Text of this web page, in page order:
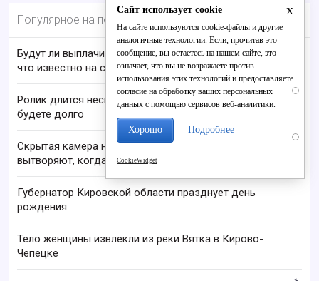
Популярное на портале
Будут ли выплачивать 13-ю пенсию в 2026 году:
что известно на сегодня
i
Ролик длится несколько секунд, а смеяться вы
будете долго
i
Скрытая камера на пляже Крыма: Что люди
вытворяют, когда их не видят...
Губернатор Кировской области празднует день
рождения
Тело женщины извлекли из реки Вятка в Кирово-
Чепецке
x
Сайт использует cookie
На сайте используются cookie-файлы и другие
аналогичные технологии. Если, прочитав это
сообщение, вы остаетесь на нашем сайте, это
означает, что вы не возражаете против
использования этих технологий и предоставляете
согласие на обработку ваших персональных
данных с помощью сервисов веб-аналитики.
Хорошо Подробнее
CookieWidget